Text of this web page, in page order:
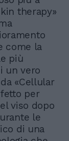
therapy»
come la
più
un vero
«Cellular
per
viso dopo
le
di una